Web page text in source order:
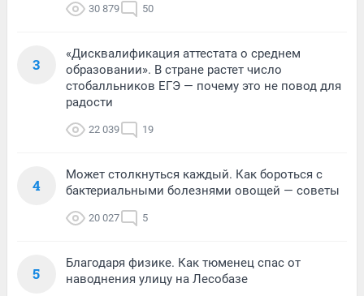
30 879 50
3
«Дисквалификация аттестата о среднем
образовании». В стране растет число
стобалльников ЕГЭ — почему это не повод для
радости
22 039 19
4
Может столкнуться каждый. Как бороться с
бактериальными болезнями овощей — советы
20 027 5
5
Благодаря физике. Как тюменец спас от
наводнения улицу на Лесобазе